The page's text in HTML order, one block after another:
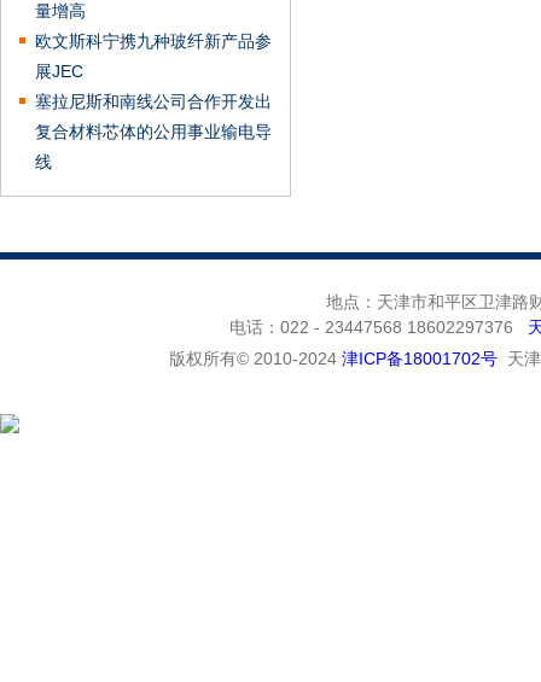
量增高
欧文斯科宁携九种玻纤新产品参
展JEC
塞拉尼斯和南线公司合作开发出
复合材料芯体的公用事业输电导
线
地点：天津市和平区卫津
电话：022 - 23447568 18602297376
版权所有© 2010-2024 津ICP备18001702号 天